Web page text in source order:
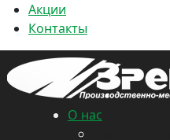
Акции
Контакты
О нас